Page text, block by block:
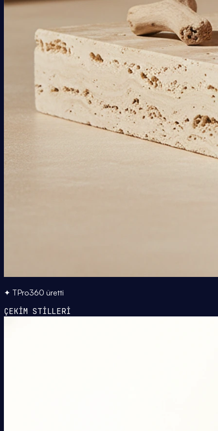
✦ TPro360 üretti
ÇEKİM STİLLERİ